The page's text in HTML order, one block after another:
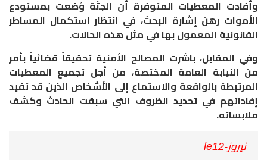
وأفادت المعطيات المتوفرة أن الجثة وُضعت بمستودع
الأموات رهن إشارة البحث، في انتظار استكمال المساطر
القانونية المعمول بها في مثل هذه الحالات.
وفي المقابل، باشرت المصالح الأمنية تحقيقاً قضائياً بأمر
من النيابة العامة المختصة، من أجل تجميع المعطيات
المرتبطة بالواقعة والاستماع إلى الأشخاص الذين قد تفيد
إفاداتهم في تحديد الظروف التي سبقت الحادث وكشف
ملابساته.
نيروز-le12